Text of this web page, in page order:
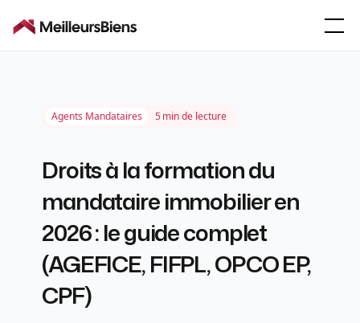
Agents Mandataires 5min de lecture
Droits à la formation du
mandataire immobilier en
2026 : le guide complet
(AGEFICE, FIFPL, OPCO EP,
CPF)